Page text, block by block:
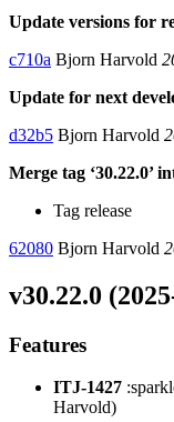
Update versions for
c710a Bjorn Harvold
Update for next
d32b5 Bjorn Harvold
Merge tag ‘30.22.0’
Tag release
62080 Bjorn Harvold
v30.22.0
Features
ITJ-1427
Harvold)